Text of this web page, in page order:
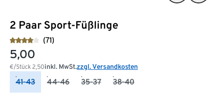
2 Paar Sport-Füßlinge
(71)
5,00
€/Stück 2,50inkl. MwSt.zzgl. Versandkosten
41-43 44-46 35-37 38-40